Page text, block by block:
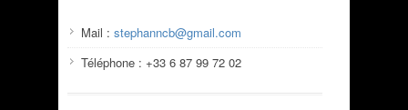
Mail : stephanncb@gmail.com
Téléphone : +33 6 87 99 72 02